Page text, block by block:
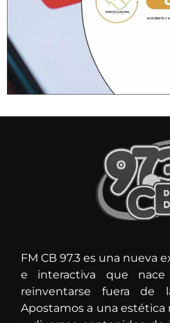
FM CB 97.3 es una nueva
e interactiva que
reinventarse fuera de
Apostamos a una estética